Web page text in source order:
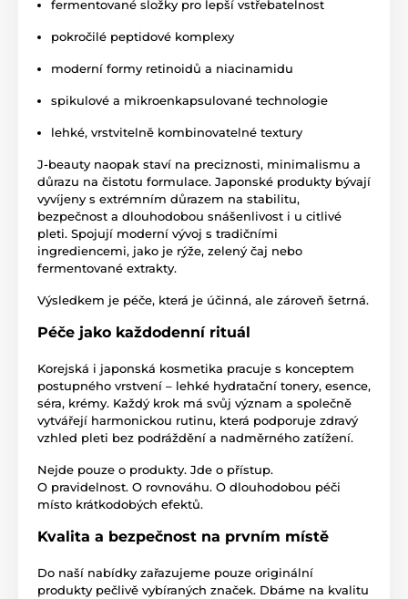
fermentované složky pro lepší vstřebatelnost
pokročilé peptidové komplexy
moderní formy retinoidů a niacinamidu
spikulové a mikroenkapsulované technologie
lehké, vrstvitelně kombinovatelné textury
J-beauty naopak staví na preciznosti, minimalismu a
důrazu na čistotu formulace. Japonské produkty bývají
vyvíjeny s extrémním důrazem na stabilitu,
bezpečnost a dlouhodobou snášenlivost i u citlivé
pleti. Spojují moderní vývoj s tradičními
ingrediencemi, jako je rýže, zelený čaj nebo
fermentované extrakty.
Výsledkem je péče, která je účinná, ale zároveň šetrná.
Péče jako každodenní rituál
Korejská i japonská kosmetika pracuje s konceptem
postupného vrstvení – lehké hydratační tonery, esence,
séra, krémy. Každý krok má svůj význam a společně
vytvářejí harmonickou rutinu, která podporuje zdravý
vzhled pleti bez podráždění a nadměrného zatížení.
Nejde pouze o produkty. Jde o přístup.
O pravidelnost. O rovnováhu. O dlouhodobou péči
místo krátkodobých efektů.
Kvalita a bezpečnost na prvním místě
Do naší nabídky zařazujeme pouze originální
produkty pečlivě vybíraných značek. Dbáme na kvalitu